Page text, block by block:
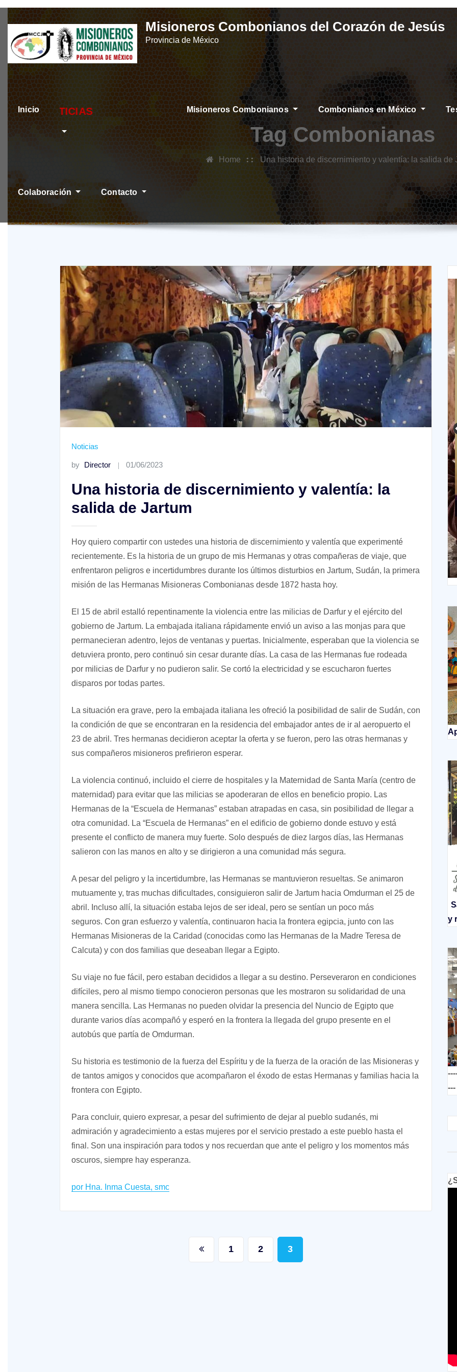
Skip
content
Misioneros Combonianos del Corazón de Jesús
Provincia de México
Inicio ÚLTIMAS NOTICIAS
Misioneros Combonianos Combonianos en México
Colaboración Contacto
Tag Combonianas
Home Una historia de discernimiento y valentía: la salida de
Noticias
by Director 01/06/2023
Una historia de discernimiento y valentía: la
salida de Jartum
Hoy quiero compartir con ustedes una historia de discernimiento y valentía que experimenté
recientemente. Es la historia de un grupo de mis Hermanas y otras compañeras de viaje, que
enfrentaron peligros e incertidumbres durante los últimos disturbios en Jartum, Sudán, la primera
misión de las Hermanas Misioneras Combonianas desde 1872 hasta hoy.
El 15 de abril estalló repentinamente la violencia entre las milicias de Darfur y el ejército del
gobierno de Jartum. La embajada italiana rápidamente envió un aviso a las monjas para que
permanecieran adentro, lejos de ventanas y puertas. Inicialmente, esperaban que la violencia se
detuviera pronto, pero continuó sin cesar durante días. La casa de las Hermanas fue rodeada
por milicias de Darfur y no pudieron salir. Se cortó la electricidad y se escucharon fuertes
disparos por todas partes.
La situación era grave, pero la embajada italiana les ofreció la posibilidad de salir de Sudán, con
la condición de que se encontraran en la residencia del embajador antes de ir al aeropuerto el
23 de abril. Tres hermanas decidieron aceptar la oferta y se fueron, pero las otras hermanas y
sus compañeros misioneros prefirieron esperar.
La violencia continuó, incluido el cierre de hospitales y la Maternidad de Santa María (centro de
maternidad) para evitar que las milicias se apoderaran de ellos en beneficio propio. Las
Hermanas de la “Escuela de Hermanas” estaban atrapadas en casa, sin posibilidad de llegar a
otra comunidad. La “Escuela de Hermanas” en el edificio de gobierno donde estuvo y está
presente el conflicto de manera muy fuerte. Solo después de diez largos días, las Hermanas
salieron con las manos en alto y se dirigieron a una comunidad más segura.
A pesar del peligro y la incertidumbre, las Hermanas se mantuvieron resueltas. Se animaron
mutuamente y, tras muchas dificultades, consiguieron salir de Jartum hacia Omdurman el 25 de
abril. Incluso allí, la situación estaba lejos de ser ideal, pero se sentían un poco más
seguros. Con gran esfuerzo y valentía, continuaron hacia la frontera egipcia, junto con las
Hermanas Misioneras de la Caridad (conocidas como las Hermanas de la Madre Teresa de
Calcuta) y con dos familias que deseaban llegar a Egipto.
Su viaje no fue fácil, pero estaban decididos a llegar a su destino. Perseveraron en condiciones
difíciles, pero al mismo tiempo conocieron personas que les mostraron su solidaridad de una
manera sencilla. Las Hermanas no pueden olvidar la presencia del Nuncio de Egipto que
durante varios días acompañó y esperó en la frontera la llegada del grupo presente en el
autobús que partía de Omdurman.
Su historia es testimonio de la fuerza del Espíritu y de la fuerza de la oración de las Misioneras y
de tantos amigos y conocidos que acompañaron el éxodo de estas Hermanas y familias hacia la
frontera con Egipto.
Para concluir, quiero expresar, a pesar del sufrimiento de dejar al pueblo sudanés, mi
admiración y agradecimiento a estas mujeres por el servicio prestado a este pueblo hasta el
final. Son una inspiración para todos y nos recuerdan que ante el peligro y los momentos más
oscuros, siempre hay esperanza.
por Hna. Inma Cuesta, smc
1 2 3
XV Domingo ordinario. Año A
XIV Domingo ordinario. Año A
y
---